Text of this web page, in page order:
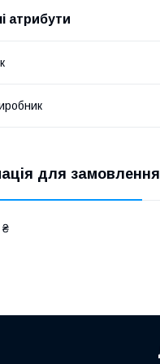
атрибути
для замовлення
₴